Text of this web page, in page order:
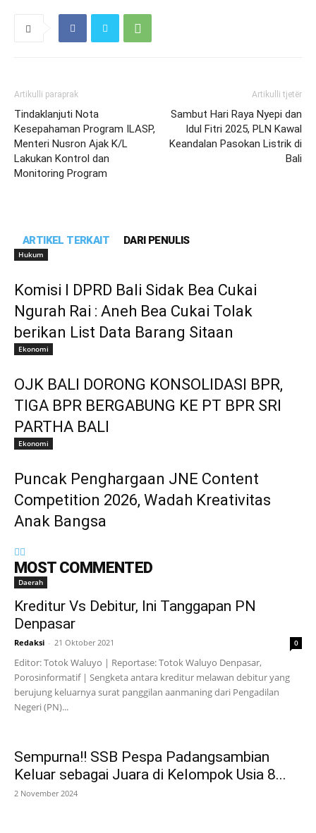
Artikulli paraprak
Tindaklanjuti Nota
Kesepahaman Program ILASP,
Menteri Nusron Ajak K/L
Lakukan Kontrol dan
Monitoring Program
Artikulli tjetër
Sambut Hari Raya Nyepi dan
Idul Fitri 2025, PLN Kawal
Keandalan Pasokan Listrik di
Bali
ARTIKEL TERKAIT DARI PENULIS
Hukum
Komisi I DPRD Bali Sidak Bea Cukai
Ngurah Rai : Aneh Bea Cukai Tolak
berikan List Data Barang Sitaan
Ekonomi
OJK BALI DORONG KONSOLIDASI BPR,
TIGA BPR BERGABUNG KE PT BPR SRI
PARTHA BALI
Ekonomi
Puncak Penghargaan JNE Content
Competition 2026, Wadah Kreativitas
Anak Bangsa
MOST COMMENTED
Daerah
Kreditur Vs Debitur, Ini Tanggapan PN
Denpasar
Redaksi - 21 Oktober 2021 0
Editor: Totok Waluyo | Reportase: Totok Waluyo Denpasar,
Porosinformatif | Sengketa antara kreditur melawan debitur yang
berujung keluarnya surat panggilan aanmaning dari Pengadilan
Negeri (PN)...
Sempurna!! SSB Pespa Padangsambian
Keluar sebagai Juara di Kelompok Usia 8...
2 November 2024